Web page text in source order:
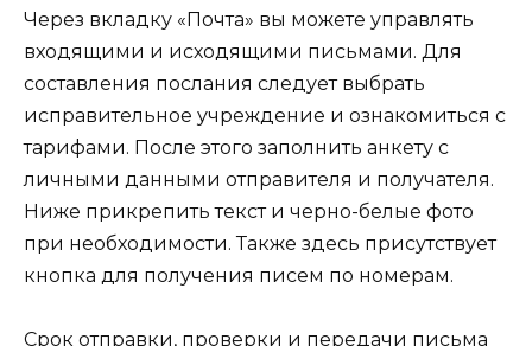
Через вкладку «Почта» вы можете управлять
входящими и исходящими письмами. Для
составления послания следует выбрать
исправительное учреждение и ознакомиться с
тарифами. После этого заполнить анкету с
личными данными отправителя и получателя.
Ниже прикрепить текст и черно-белые фото
при необходимости. Также здесь присутствует
кнопка для получения писем по номерам.
Срок отправки, проверки и передачи письма